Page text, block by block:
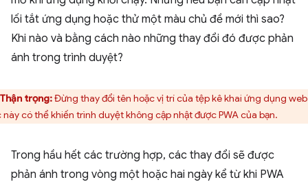
lối tắt ứng dụng hoặc thử một màu chủ đề mới thì sao?
Khi nào và bằng cách nào những thay đổi đó được phản
ánh trong trình duyệt?
Thận trọng:Đừng thay đổi tên hoặc vị trí của tệp kê khai ứng dụng
này có thể khiến trình duyệt không cập nhật được PWA của bạn.
Trong hầu hết các trường hợp, các thay đổi sẽ được
phản ánh trong vòng một hoặc hai ngày kể từ khi PWA